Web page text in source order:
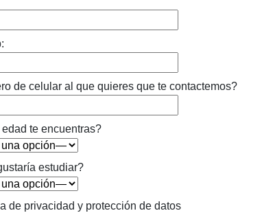
de celular al que quieres que te contactemos?
te encuentras?
estudiar?
de privacidad y protección de datos